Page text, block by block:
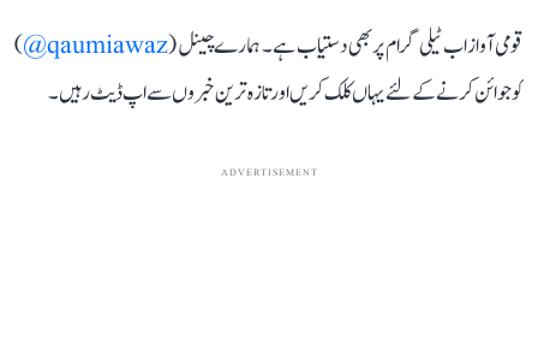
قومی آواز اب ٹیلی گرام پر بھی دستیاب ہے۔ ہمارے چینل (qaumiawaz@
)
کو جوائن کرنے کے لئے یہاں کلک کریں اور تازہ ترین خبروں سے اپ ڈیٹ رہیں۔
ADVERTISEMENT